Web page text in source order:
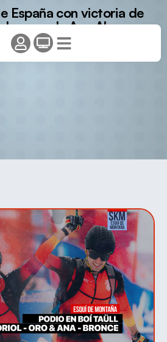
España con victoria de
de Ana Alonso en
del Mundo de Boí
Taüll.